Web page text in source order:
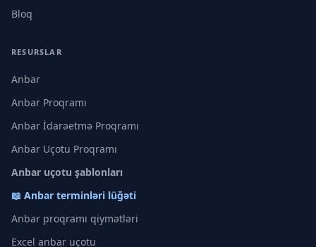
Bloq
RESURSLAR
Anbar
Anbar Proqramı
Anbar İdarəetmə Proqramı
Anbar Uçotu Proqramı
Anbar uçotu şablonları
📖 Anbar terminləri lüğəti
Anbar proqramı qiymətləri
Excel anbar uçotu